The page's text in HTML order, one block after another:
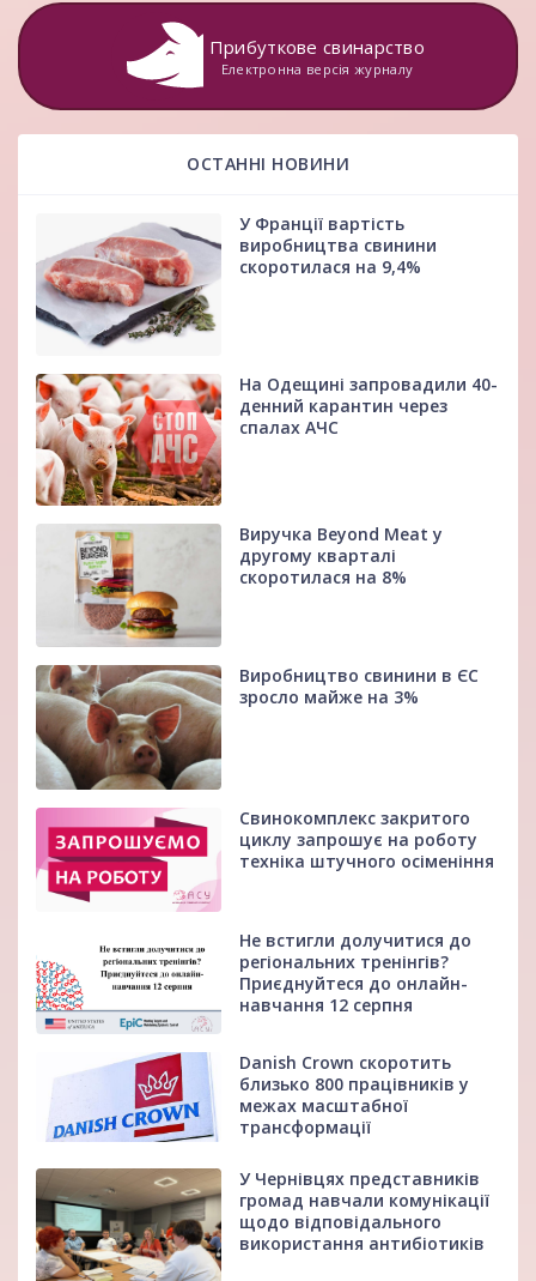
Прибуткове свинарство
Електронна версія журналу
ОСТАННІ НОВИНИ
У Франції вартість
виробництва свинини
скоротилася на 9,4%
На Одещині запровадили 40-
денний карантин через
спалах АЧС
Виручка Beyond Meat у
другому кварталі
скоротилася на 8%
Виробництво свинини в ЄС
зросло майже на 3%
Свинокомплекс закритого
циклу запрошує на роботу
техніка штучного осіменіння
Не встигли долучитися до
регіональних тренінгів?
Приєднуйтеся до онлайн-
навчання 12 серпня
Danish Crown скоротить
близько 800 працівників у
межах масштабної
трансформації
У Чернівцях представників
громад навчали комунікації
щодо відповідального
використання антибіотиків